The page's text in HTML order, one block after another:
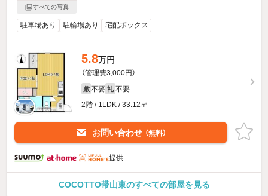
すべての写真
駐車場あり 駐輪場あり 宅配ボックス
5.8万円
（管理費3,000円）
敷 不要 礼 不要
2階 / 1LDK / 33.12㎡
お問い合わせ （無料）
提供
COCOTTO帯山東のすべての部屋を見る